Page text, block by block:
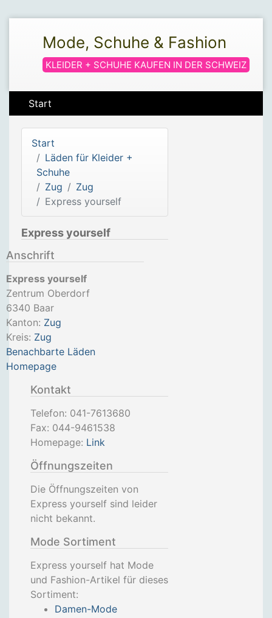
Mode, Schuhe & Fashion
KLEIDER + SCHUHE KAUFEN IN DER SCHWEIZ
Start
Start
Läden für Kleider +
Schuhe
Zug
Zug
Express yourself
Express yourself
Anschrift
Express yourself
Zentrum Oberdorf
6340 Baar
Kanton: Zug
Kreis: Zug
Benachbarte Läden
Homepage
Kontakt
Telefon: 041-7613680
Fax: 044-9461538
Homepage: Link
Öffnungszeiten
Die Öffnungszeiten von
Express yourself sind leider
nicht bekannt.
Mode Sortiment
Express yourself hat Mode
und Fashion-Artikel für dieses
Sortiment:
Damen-Mode